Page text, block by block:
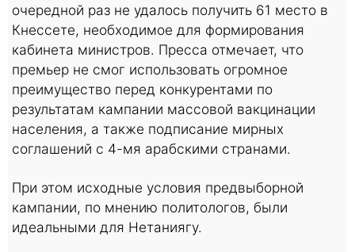
очередной раз не удалось получить 61 место в
Кнессете, необходимое для формирования
кабинета министров. Пресса отмечает, что
премьер не смог использовать огромное
преимущество перед конкурентами по
результатам кампании массовой вакцинации
населения, а также подписание мирных
соглашений с 4-мя арабскими странами.
При этом исходные условия предвыборной
кампании, по мнению политологов, были
идеальными для Нетаниягу.